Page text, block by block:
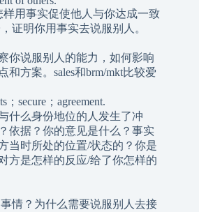
用事实促使他人与你达成一致
证明你用事实去说服别人。
你说服别人的能力，如何影响
和方案。sales和brm/mkt比较爱
secure；agreement.
什么身份地位的人发生了冲
依据？你的意见是什么？事实
当时所处的位置/状态的？你是
方是怎样的反应/给了你怎样的
情？为什么需要说服别人去接